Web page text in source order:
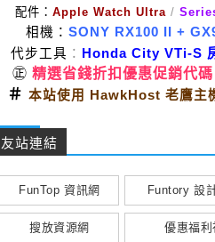
配件： Apple Watch Ultra /
相機： SONY RX100 II
+
代步工具 ： Honda City VTi-S
㊣ 精選省錢折扣優惠促銷代碼
＃ 本站使用 HawkHost 老鷹主
友站連結
FunTop 資訊網 Funtory 設
搜放資源網 優惠福利